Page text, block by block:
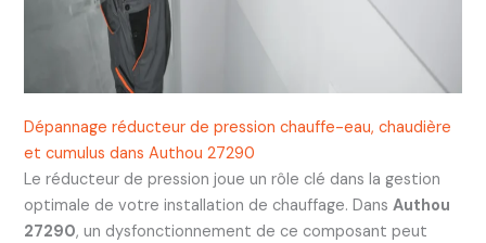
Dépannage réducteur de pression chauffe-eau, chaudière
et cumulus dans Authou 27290
Le réducteur de pression joue un rôle clé dans la gestion
optimale de votre installation de chauffage. Dans Authou
27290, un dysfonctionnement de ce composant peut